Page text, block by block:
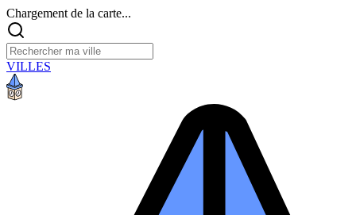
Chargement de la carte...
VILLES